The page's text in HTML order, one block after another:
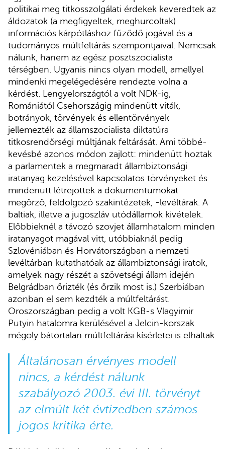
politikai meg titkosszolgálati érdekek keveredtek az
áldozatok (a megfigyeltek, meghurcoltak)
információs kárpótláshoz fűződő jogával és a
tudományos múltfeltárás szempontjaival. Nemcsak
nálunk, hanem az egész posztszocialista
térségben. Ugyanis nincs olyan modell, amellyel
mindenki megelégedésére rendezte volna a
kérdést. Lengyelországtól a volt NDK-ig,
Romániától Csehországig mindenütt viták,
botrányok, törvények és ellentörvények
jellemezték az államszocialista diktatúra
titkosrendőrségi múltjának feltárását. Ami többé-
kevésbé azonos módon zajlott: mindenütt hoztak
a parlamentek a megmaradt állambiztonsági
iratanyag kezelésével kapcsolatos törvényeket és
mindenütt létrejöttek a dokumentumokat
megőrző, feldolgozó szakintézetek, -levéltárak. A
baltiak, illetve a jugoszláv utódállamok kivételek.
Előbbieknél a távozó szovjet államhatalom minden
iratanyagot magával vitt, utóbbiaknál pedig
Szlovéniában és Horvátországban a nemzeti
levéltárban kutathatóak az állambiztonsági iratok,
amelyek nagy részét a szövetségi állam idején
Belgrádban őrizték (és őrzik most is.) Szerbiában
azonban el sem kezdték a múltfeltárást.
Oroszországban pedig a volt KGB-s Vlagyimir
Putyin hatalomra kerülésével a Jelcin-korszak
mégoly bátortalan múltfeltárási kísérletei is elhaltak.
Általánosan érvényes modell
nincs, a kérdést nálunk
szabályozó 2003. évi III. törvényt
az elmúlt két évtizedben számos
jogos kritika érte.